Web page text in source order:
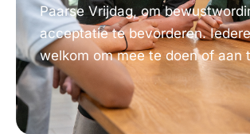
Paarse Vrijdag, om
acceptatie te bevorderen.
welkom om mee te doen of aan